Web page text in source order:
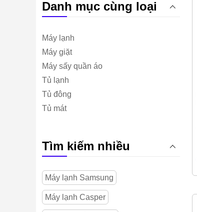
Danh mục cùng loại
Máy lạnh
Máy giặt
Máy sấy quần áo
Tủ lạnh
Tủ đông
Tủ mát
Tìm kiếm nhiều
Máy lạnh Samsung
Máy lạnh Casper